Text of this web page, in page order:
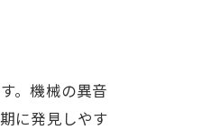
。機械の異音
に発見しやす